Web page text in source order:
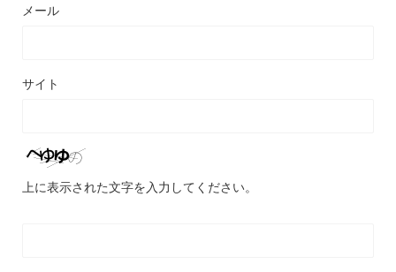
メール
サイト
上に表示された文字を入力してください。